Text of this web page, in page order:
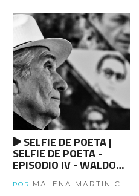
SELFIE DE POETA |
SELFIE DE POETA -
EPISODIO IV - WALDO
POR
MALENA MARTINIC